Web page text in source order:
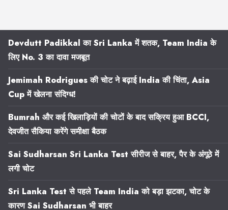
Devdutt Padikkal का Sri Lanka में शतक, Team India के
लिए No. 3 का दावा मजबूत
Jemimah Rodrigues की चोट ने बढ़ाई India की चिंता, Asia
Cup में खेलना संदिग्ध!
Bumrah और कई खिलाड़ियों की चोटों के बाद सक्रिय हुआ BCCI,
देवजीत सैकिया करेंगे समीक्षा बैठक
Sai Sudharsan Sri Lanka Test सीरीज से बाहर, पैर के अंगूठे में
लगी चोट
Sri Lanka Test से पहले Team India को बड़ा झटका, चोट के
कारण Sai Sudharsan भी बाहर